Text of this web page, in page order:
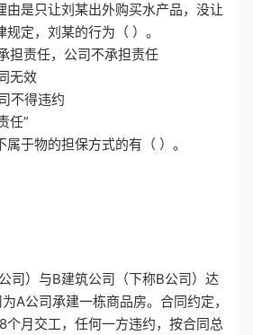
由是只让刘某出外购买水产品，没让
定，刘某的行为（ ）。
担责任，公司不承担责任
无效
不得违约
任”
于物的担保方式的有（ ）。
司）与B建筑公司（下称B公司）达
A公司承建一栋商品房。合同约定，
月交工，任何一方违约，按合同总